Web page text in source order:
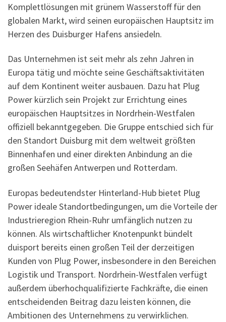
Komplettlösungen mit grünem Wasserstoff für den
globalen Markt, wird seinen europäischen Hauptsitz im
Herzen des Duisburger Hafens ansiedeln.
Das Unternehmen ist seit mehr als zehn Jahren in
Europa tätig und möchte seine Geschäftsaktivitäten
auf dem Kontinent weiter ausbauen. Dazu hat Plug
Power kürzlich sein Projekt zur Errichtung eines
europäischen Hauptsitzes in Nordrhein-Westfalen
offiziell bekanntgegeben. Die Gruppe entschied sich für
den Standort Duisburg mit dem weltweit größten
Binnenhafen und einer direkten Anbindung an die
großen Seehäfen Antwerpen und Rotterdam.
Europas bedeutendster Hinterland-Hub bietet Plug
Power ideale Standortbedingungen, um die Vorteile der
Industrieregion Rhein-Ruhr umfänglich nutzen zu
können. Als wirtschaftlicher Knotenpunkt bündelt
duisport bereits einen großen Teil der derzeitigen
Kunden von Plug Power, insbesondere in den Bereichen
Logistik und Transport. Nordrhein-Westfalen verfügt
außerdem überhochqualifizierte Fachkräfte, die einen
entscheidenden Beitrag dazu leisten können, die
Ambitionen des Unternehmens zu verwirklichen.